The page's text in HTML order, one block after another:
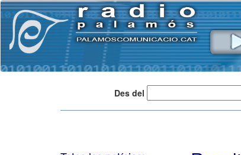
Des del